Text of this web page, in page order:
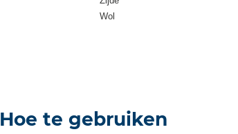
Wol
Hoe te gebruiken